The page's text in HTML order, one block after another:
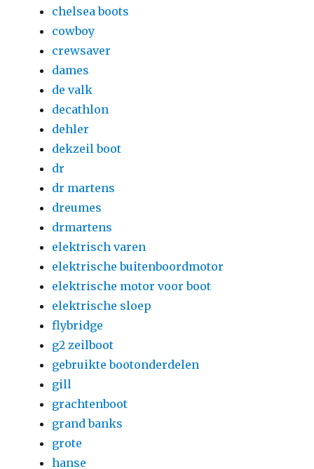
chelsea boots
cowboy
crewsaver
dames
de valk
decathlon
dehler
dekzeil boot
dr
dr martens
dreumes
drmartens
elektrisch varen
elektrische buitenboordmotor
elektrische motor voor boot
elektrische sloep
flybridge
g2 zeilboot
gebruikte bootonderdelen
gill
grachtenboot
grand banks
grote
hanse